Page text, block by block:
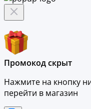
Промокод скрыт
Нажмите на кнопку
перейти в магазин